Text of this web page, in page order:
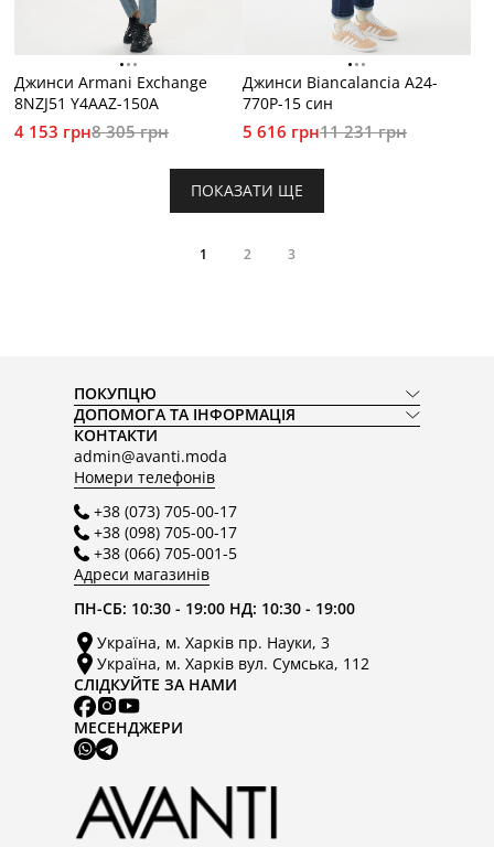
Джинси Armani Exchange
8NZJ51 Y4AAZ-150A
4 153 грн8 305 грн
Джинси Biancalancia A24-
770P-15 син
5 616 грн11 231 грн
ПОКАЗАТИ ЩЕ
1 2 3
ПОКУПЦЮ
ДОПОМОГА ТА ІНФОРМАЦІЯ
КОНТАКТИ
admin@avanti.moda
Номери телефонів
+38 (073) 705-00-17
+38 (098) 705-00-17
+38 (066) 705-001-5
Адреси магазинів
ПН-СБ: 10:30 - 19:00 НД: 10:30 - 19:00
Україна, м. Харків пр. Науки, 3
Україна, м. Харків вул. Сумська, 112
СЛІДКУЙТЕ ЗА НАМИ
МЕСЕНДЖЕРИ